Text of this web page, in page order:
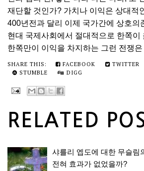
재단할 것인가? 가치나 이익은 상대적
400년전과 달리 이제 국가간에 상호의
현대 국제사회에서 절대적으로 한쪽이
한쪽만이 이익을 차지하는 그런 전쟁
SHARE THIS: FACEBOOK TWITTER
STUMBLE
DIGG
RELATED
샤를리 엡도에 대한 무슬림
전혀 효과가 없었을까?